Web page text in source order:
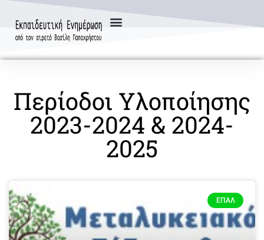
Περίοδοι Υλοποίησης
2023-2024 & 2024-
2025
ΕΠΑΛ